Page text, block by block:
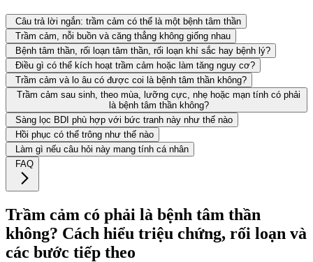
Câu trả lời ngắn: trầm cảm có thể là một bệnh tâm thần
Trầm cảm, nỗi buồn và căng thẳng không giống nhau
Bệnh tâm thần, rối loạn tâm thần, rối loạn khí sắc hay bệnh lý?
Điều gì có thể kích hoạt trầm cảm hoặc làm tăng nguy cơ?
Trầm cảm và lo âu có được coi là bệnh tâm thần không?
Trầm cảm sau sinh, theo mùa, lưỡng cực, nhẹ hoặc mạn tính có phải
là bệnh tâm thần không?
Sàng lọc BDI phù hợp với bức tranh này như thế nào
Hồi phục có thể trông như thế nào
Làm gì nếu câu hỏi này mang tính cá nhân
FAQ
Trầm cảm có phải là bệnh tâm thần
không? Cách hiểu triệu chứng, rối loạn và
các bước tiếp theo